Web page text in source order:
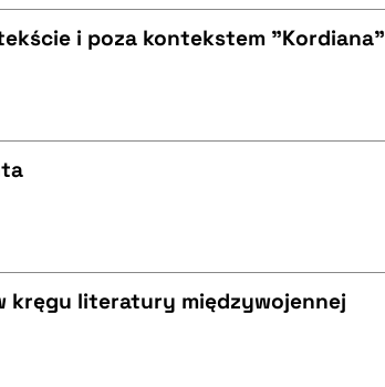
i poza kontekstem "Kordiana"
kręgu literatury międzywojennej